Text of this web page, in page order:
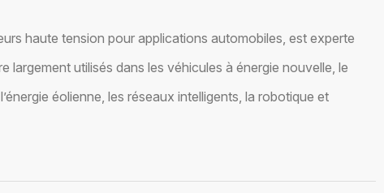
haute tension pour applications automobiles, est experte
largement utilisés dans les véhicules à énergie nouvelle, le
éolienne, les réseaux intelligents, la robotique et